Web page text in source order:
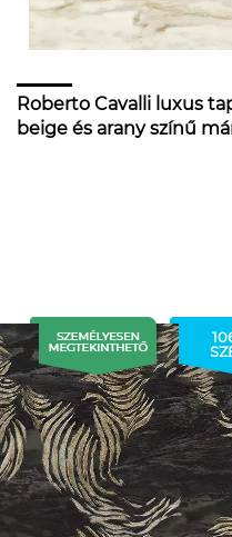
Roberto Cavalli luxus
beige és arany színű